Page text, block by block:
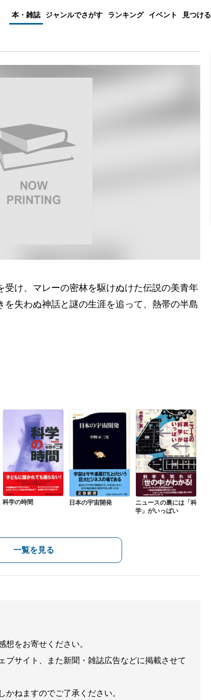
本・雑誌 ジャンルでさがす ランキング イベント 見つける
受け、マレーの密林を駆けぬけた伝説の美青年
失わぬ神話と謎の生涯を追って、熱帯の半島
科学の時間 日本の宇宙開発
ニュースの裏には「科
学」がいっぱい
一覧を見る
想をお寄せください。
ブサイト、また新聞・雑誌広告などに掲載させて
ねますのでご了承ください。